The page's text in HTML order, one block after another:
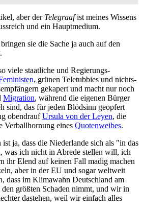
aber der Telegraafist meines Wissens
und ein Hauptmedium.
sie die Sache ja auch auf den
.
viele staatliche und Regierungs­
, grünen Teletubbies und nichts­
gekapert und macht nur noch
Migration, während die eigenen Bürger
sind, das für jeden Blödsinn geopfert
obendraufUrsula von der Leyen, die
Verballhornung eines Quotenweibes.
ja, dass die Niederlande sich als "in das
was ich nicht in Abrede stellen will, ich
ihr Elend auf keinen Fall madig machen
aber in der EU und sogar weltweit
dass im Klimawahn Deutschland am
größten Schaden nimmt, und wir in
dastehen, weil wir einfach alles